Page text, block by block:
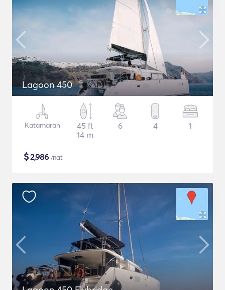
Lagoon 450
Katamaran
45 ft
14 m
6 4 1
$2,986 /nat